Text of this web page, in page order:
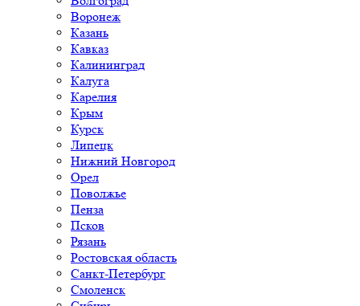
Воронеж
Казань
Кавказ
Калининград
Калуга
Карелия
Крым
Курск
Липецк
Нижний Новгород
Орел
Поволжье
Пенза
Псков
Рязань
Ростовская область
Санкт-Петербург
Смоленск